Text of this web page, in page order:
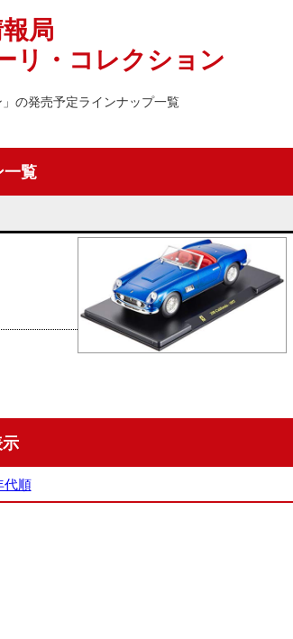
局
リ・コレクション
の発売予定ラインナップ一覧
一覧
代順